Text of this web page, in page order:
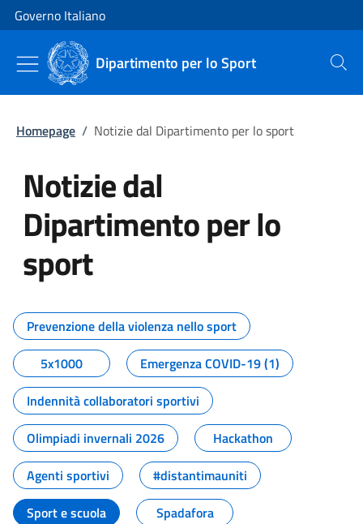
Vai al contenuto
Vai alla navigazione del sito
Governo Italiano
Dipartimento per lo Sport Cerca
Homepage / Notizie dal Dipartimento per lo sport
Notizie dal
Dipartimento per lo
sport
Tutti i contenuti della pagina
Prevenzione della violenza nello sport
5x1000
Emergenza COVID-19 (1)
Indennità collaboratori sportivi
Olimpiadi invernali 2026
Hackathon
Agenti sportivi
#distantimauniti
Sport e scuola
Spadafora